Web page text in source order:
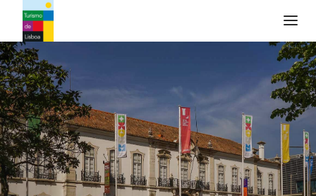
Logo di Turismo de Lisboa